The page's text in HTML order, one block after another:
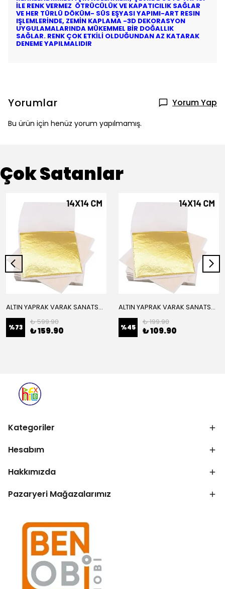
İLE RENK VERMEZ ÖTRÜCÜLÜK VE KAPATICILIK SAĞLAR
VE HER TÜRLÜ DÖKÜM- SÜS EŞYASI YAPIMI-ART RESIN
IŞLEMLERİNDE, ZEMİN KAPLAMA -3D DEKORASYON
UYGULAMALARINDA MÜKEMMEL BİR DOĞALLIK
SAĞLAR. RENK ÇOK ETKİLİ OLDUĞUNDAN AZ KATARAK
DENEME YAPILMALIDIR
Yorumlar Yorum Yap
Bu ürün için henüz yorum yapılmamış.
Çok Satanlar
ALTIN YAPRAK VARAK SANATSAL BÜYÜK BOY FOLYO EPOKSİ REÇİNE NAİL ART 16 ADET 14X14 CM ALTIN RENK
%73
₺ 599.90
₺ 159.90
ALTIN YAPRAK VARAK SANATSAL BÜYÜK BOY FOLYO EPOKSİ REÇİNE NAİL ART 8 ADET ALTIN RENK 14X14 CM
%45
₺ 199.90
₺ 109.90
Kategoriler
Hesabım
Hakkımızda
Pazaryeri Mağazalarımız